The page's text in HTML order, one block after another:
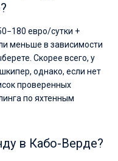
евро/сутки +
меньше в зависимости
Скорее всего, у
однако, если нет
проверенных
по яхтенным
в Кабо-Верде?